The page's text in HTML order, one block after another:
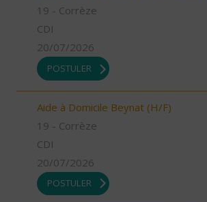
19 - Corrèze
CDI
20/07/2026
POSTULER
Aide à Domicile Beynat (H/F)
19 - Corrèze
CDI
20/07/2026
POSTULER